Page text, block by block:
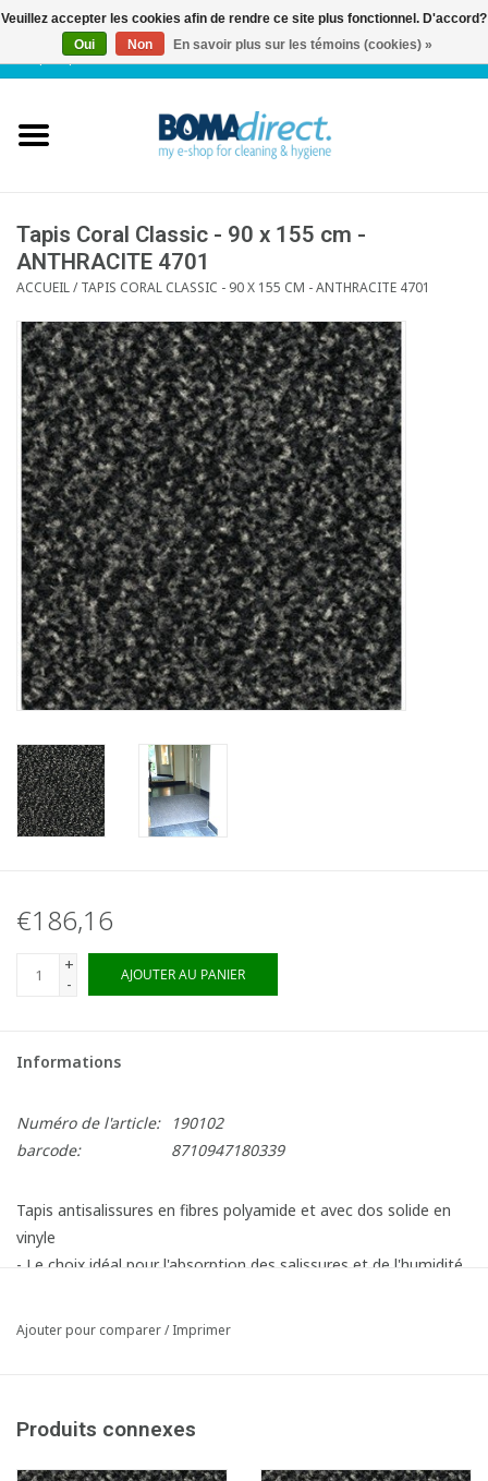
FR| 0 Articles
Service client
Blog
Tapis Coral Classic - 90 x 155 cm -
ANTHRACITE 4701
ACCUEIL/TAPIS CORAL CLASSIC - 90 X 155 CM - ANTHRACITE 4701
€186,16
+
-
AJOUTER AU PANIER
Informations
Numéro de l'article:
190102
barcode:
8710947180339
Tapis antisalissures en fibres polyamide et avec dos solide en
vinyle
- Le choix idéal pour l'absorption des salissures et de l'humidité
- Des fibres épaisses pour gratter les salissures
Ajouter pour comparer/Imprimer
Produits connexes
Veuillez accepter les cookies afin de rendre ce site plus fonctionnel. D'accord?
Oui
Non En savoir plus sur les témoins (cookies) »